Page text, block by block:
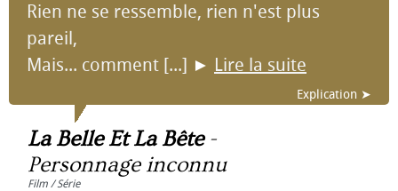
Rien ne se ressemble, rien n'est plus
pareil,
Mais... comment [...] ► Lire la suite
Explication ➤
La Belle Et La Bête-
Personnage inconnu
Film / Série